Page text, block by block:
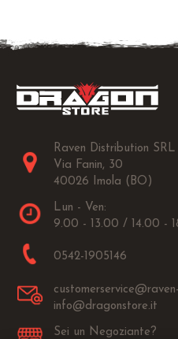
Raven Distribution SRL
Via Fanin, 30
40026 Imola (BO)
Lun - Ven:
9.00 - 13.00 / 14.00 -
0542-1905146
info@dragonstore.it
Sei un Negoziante?